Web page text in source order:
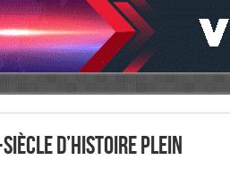
siècle d’histoire plein